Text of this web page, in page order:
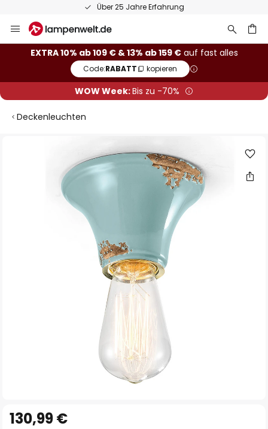
Über 25 Jahre Erfahrung
Inhalt
springen
EXTRA 10% ab 109 € & 13% ab 159 €auf fast alles
Code:RABATT kopieren
WOW Week:Bis zu -70%
Deckenleuchten
Anfang
130,99 €